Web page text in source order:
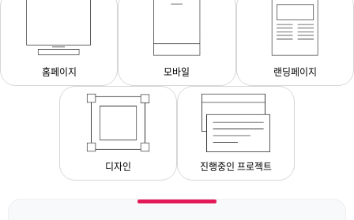
홈페이지 모바일 랜딩페이지
디자인 진행중인 프로젝트